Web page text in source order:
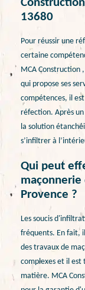
13680
Pour réussir une
certaine
MCA Construction
qui propose ses
compétences, il
réfection. Après
la solution
s’infiltrer à
Qui peut
maçonnerie
Provence ?
Les soucis
fréquents. En fait,
des travaux de
complexes et il est
matière. MCA